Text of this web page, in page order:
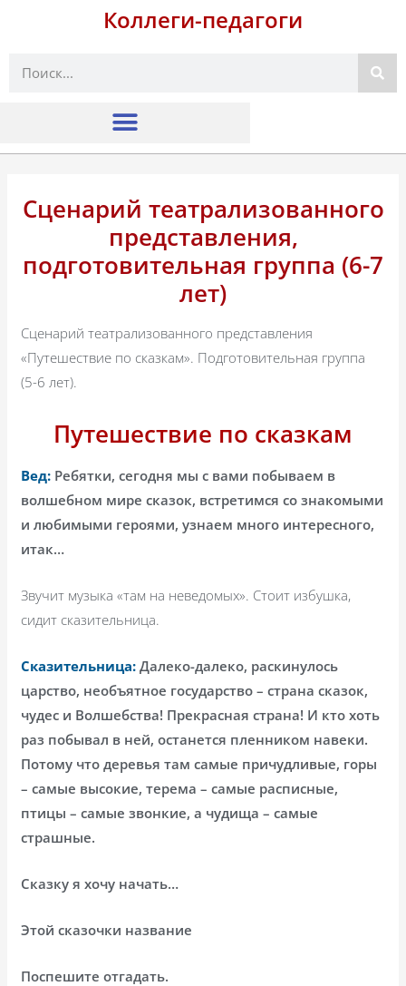
Коллеги-педагоги
Поиск
Сценарий театрализованного
представления,
подготовительная группа (6-7
лет)
Сценарий театрализованного представления
«Путешествие по сказкам». Подготовительная группа
(5-6 лет).
Путешествие по сказкам
Вед: Ребятки, сегодня мы с вами побываем в
волшебном мире сказок, встретимся со знакомыми
и любимыми героями, узнаем много интересного,
итак…
Звучит музыка «там на неведомых». Стоит избушка,
сидит сказительница.
Сказительница:Далеко-далеко, раскинулось
царство, необъятное государство – страна сказок,
чудес и Волшебства! Прекрасная страна! И кто хоть
раз побывал в ней, останется пленником навеки.
Потому что деревья там самые причудливые, горы
– самые высокие, терема – самые расписные,
птицы – самые звонкие, а чудища – самые
страшные.
Сказку я хочу начать…
Этой сказочки название
Поспешите отгадать.